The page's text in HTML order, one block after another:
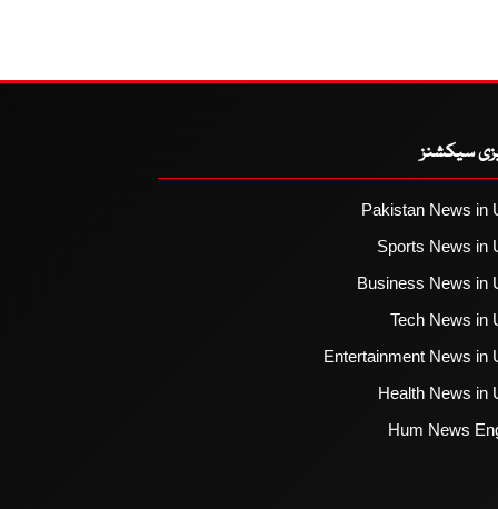
سیکشنز
Pakistan News in
Sports News in
Business News in
Tech News in
Entertainment News in
Health News in
Hum News